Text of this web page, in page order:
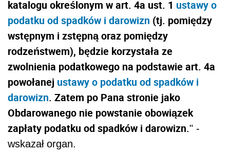
katalogu określonym w art. 4a ust. 1 ustawy o
podatku od spadków i darowizn (tj. pomiędzy
wstępnym i zstępną oraz pomiędzy
rodzeństwem), będzie korzystała ze
zwolnienia podatkowego na podstawie art. 4a
powołanej ustawy o podatku od spadków i
darowizn. Zatem po Pana stronie jako
Obdarowanego nie powstanie obowiązek
zapłaty podatku od spadków i darowizn." -
wskazał organ.